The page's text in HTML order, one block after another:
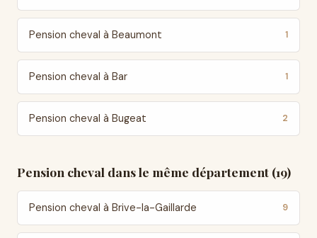
Pension cheval à Beaumont 1
Pension cheval à Bar 1
Pension cheval à Bugeat 2
Pension cheval dans le même département (19)
Pension cheval à Brive-la-Gaillarde 9